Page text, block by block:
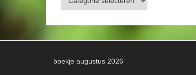
boekje augustus 2026